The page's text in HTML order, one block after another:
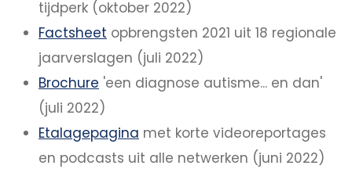
tijdperk (oktober 2022)
Factsheet opbrengsten 2021 uit 18 regionale
jaarverslagen (juli 2022)
Brochure 'een diagnose autisme... en dan'
(juli 2022)
Etalagepagina met korte videoreportages
en podcasts uit alle netwerken (juni 2022)